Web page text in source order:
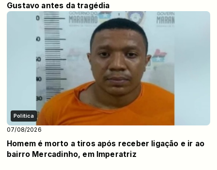
Gustavo antes da tragédia
Politica
07/08/2026
Homem é morto a tiros após receber ligação e ir ao
bairro Mercadinho, em Imperatriz